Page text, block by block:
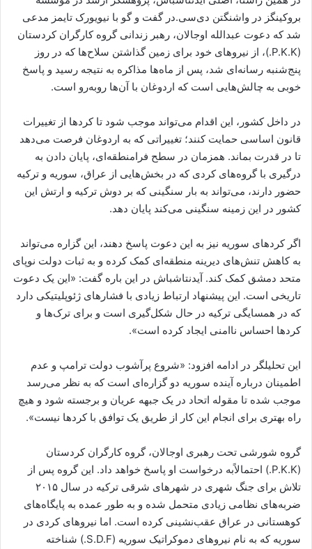
بروکینگز در واشنگتن دی‌سی.در گفت و گو با نیویورک تایمز مدعی
شد که دعوت عبدالله اوجالان، رهبر زندانی گروه کارگران کردستان
(P.K.K.)، از نیروهای خود برای زمین گذاشتن سلاح‌ها که در روز
پنج‌شنبه رسانه‌ای شد، پس از ماه‌ها مذاکره به نتیجه رسید و پاسخ
خوبی به چالش‌هایی است که اردوغان با آن‌ها روبه‌رو است.
در داخل کشور، این اقدام می‌تواند موجب شود تا کردها از تغییرات
قانون اساسی حمایت کنند؛ تغییراتی که به اردوغان فرصت می‌دهد
تا در قدرت بماند. همزمان در سطح فرامنطقه‌ای، پایان دادن به
درگیری با گروه‌های کردی که در بخش‌هایی از عراق، سوریه و ترکیه
حضور دارند، می‌تواند به بار سنگینی که بر دوش ترکیه و ارتش این
کشور در این زمینه سنگینی می‌کند پایان دهد.
اگر کردهای سوریه نیز به این دعوت پاسخ دهند، این گزاره می‌تواند
به کاهش تنش‌های دیرینه منطقه‌ای کمک کرده و به ثبات دولت نوپای
متحد دمشق کمک کند. آیدنتاشباش در این باره گفت: «این یک دعوت
تاریخی است. این پیشنهاد ارتباط زیادی با فشارهای ژئوپلیتیکی دارد
که در همسایگی ترکیه در حال شکل‌گیری است و برای ترک‌ها و
کردها احساس ناامنی ایجاد کرده است».
این تحلیلگر در ادامه افزود: «شروع پرآشوب دولت ترامپ و عدم
اطمینان درباره آینده سوریه دو گزاره‌ای است که به نظر می‌رسد
موجب شده تا مقوله اتحاد در یک جبهه عریان و برجسته شود و هیچ
راه بهتری برای انجام این کار از طریق یک توافق با کردها نیست».
گروه شورشی تحت رهبری اوجالان، گروه کارگران کردستان
(P.K.K.) احتمالاًبه درخواست او پاسخ خواهد داد. این گروه پس از
تلاش برای جنگ شهری در شهرهای شرقی ترکیه در سال ۲۰۱۵
ضربه‌های نظامی زیادی متحمل شده و به طور عمده به پایگاه‌های
کوهستانی در عراق عقب‌نشینی کرده است. اما نیروهای کردی در
سوریه که به نام نیروهای دموکراتیک سوریه (S.D.F.) شناخته